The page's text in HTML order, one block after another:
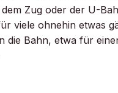
Zug oder der U-
viele ohnehin etwas
die Bahn, etwa für